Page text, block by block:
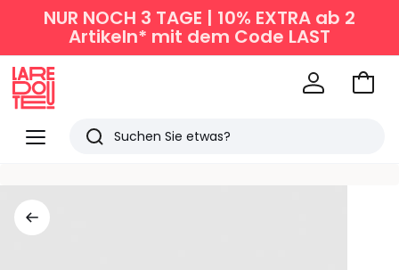
NUR NOCH 3 TAGE | 10% EXTRA ab 2
Artikeln* mit dem Code LAST
Menü
Redoute
Suchen
Zum